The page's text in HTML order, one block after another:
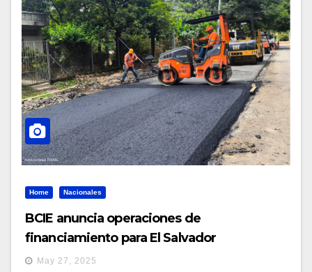
Home Nacionales
BCIE anuncia operaciones de
financiamiento para El Salvador
May 27, 2025